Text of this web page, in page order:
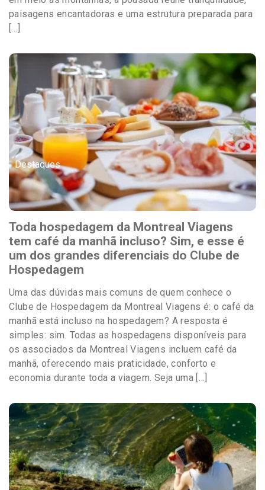
paisagens encantadoras e uma estrutura preparada para
[…]
Destaques
Toda hospedagem da Montreal Viagens
tem café da manhã incluso? Sim, e esse é
um dos grandes diferenciais do Clube de
Hospedagem
Uma das dúvidas mais comuns de quem conhece o
Clube de Hospedagem da Montreal Viagens é: o café da
manhã está incluso na hospedagem? A resposta é
simples: sim. Todas as hospedagens disponíveis para
os associados da Montreal Viagens incluem café da
manhã, oferecendo mais praticidade, conforto e
economia durante toda a viagem. Seja uma […]